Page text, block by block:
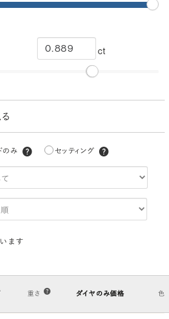
ct
イヤモンドでプロポーズにおすすめ
VVS2 VVS1 IF FL
のみ セッティング
ます
重さ ダイヤのみ価格 色